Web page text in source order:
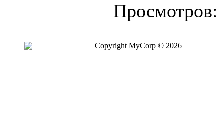
Просмотров:
Copyright MyCorp © 2026